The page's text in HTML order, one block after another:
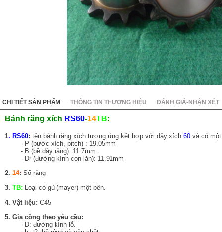
CHI TIẾT SẢN PHẨM THÔNG TIN THƯƠNG HIỆU ĐÁNH GIÁ-NHẬN XÉT
Bánh răng xích RS60-14TB:
1. RS60: tên bánh răng xích tương ứng kết hợp với dây xích 60 và có
- P (bước xích, pitch) : 19.05mm
- B (bề dày răng): 11.7mm.
- Dr (đường kính con lăn): 11.91mm
2. 14: Số răng
3. TB: Loại có gù (mayer) một bên.
4. Vật liệu: C45
5. Gia công theo yêu cầu:
- D: đường kính lỗ.